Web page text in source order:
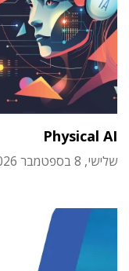
Physical AI
שלישי, 8 בספטמבר 2026